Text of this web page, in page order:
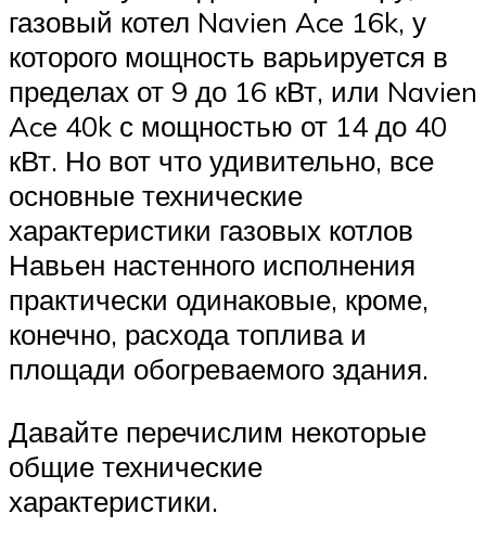
газовый котел Navien Ace 16k, у
которого мощность варьируется в
пределах от 9 до 16 кВт, или Navien
Ace 40k с мощностью от 14 до 40
кВт. Но вот что удивительно, все
основные технические
характеристики газовых котлов
Навьен настенного исполнения
практически одинаковые, кроме,
конечно, расхода топлива и
площади обогреваемого здания.
Давайте перечислим некоторые
общие технические
характеристики.